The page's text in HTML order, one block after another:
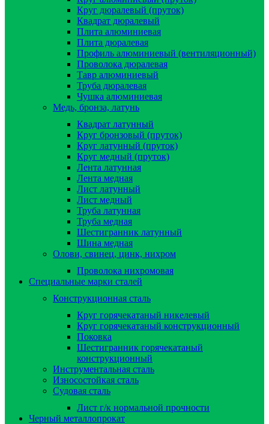
Круг дюралевый (пруток)
Квадрат дюралевый
Плита алюминиевая
Плита дюралевая
Профиль алюминиевый (вентиляционный)
Проволока дюралевая
Тавр алюминиевый
Труба дюралевая
Чушка алюминиевая
Медь, бронза, латунь
Квадрат латунный
Круг бронзовый (пруток)
Круг латунный (пруток)
Круг медный (пруток)
Лента латунная
Лента медная
Лист латунный
Лист медный
Труба латунная
Труба медная
Шестигранник латунный
Шина медная
Олови, свинец, цинк, нихром
Проволока нихромовая
Специальные марки сталей
Конструкционная сталь
Круг горячекатаный никелевый
Круг горячекатаный конструкционный
Поковка
Шестигранник горячекатаный
конструкционный
Инструментальная сталь
Износостойкая сталь
Судовая сталь
Лист г/к нормальной прочности
Черный металлопрокат